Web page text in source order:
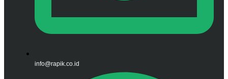
info@rapik.co.id